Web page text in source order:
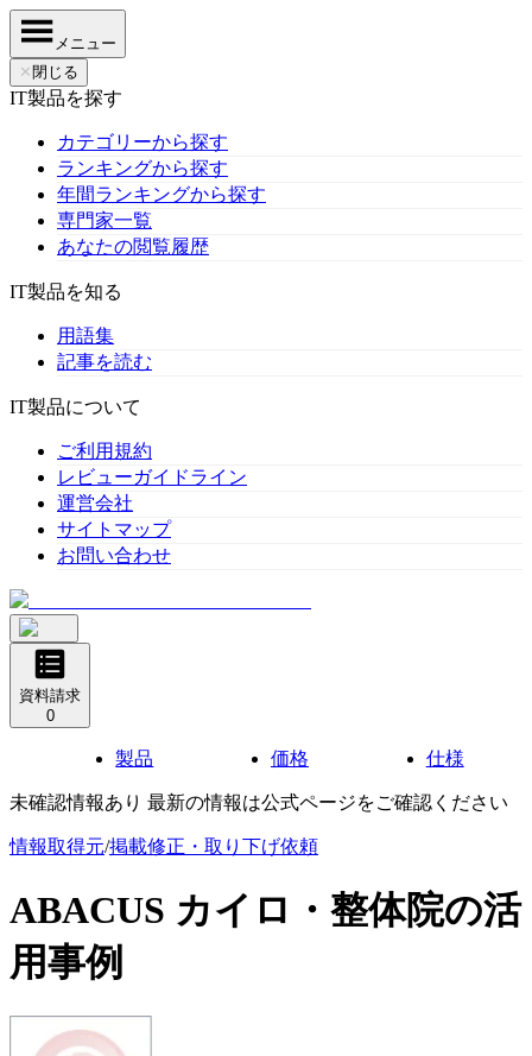
メニュー
✕ 閉じる
IT製品を探す
カテゴリーから探す
ランキングから探す
年間ランキングから探す
専門家一覧
あなたの閲覧履歴
IT製品を知る
用語集
記事を読む
IT製品について
ご利用規約
レビューガイドライン
運営会社
サイトマップ
お問い合わせ
資料請求
0
製品 価格 仕様
未確認情報あり 最新の情報は公式ページをご確認ください
情報取得元/掲載修正・取り下げ依頼
ABACUS カイロ・整体院の活
用事例